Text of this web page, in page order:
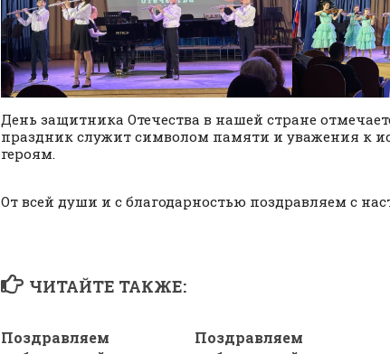
День защитника Отечества в нашей стране
праздник служит символом памяти и уважения к
героям.
От всей души и с благодарностью поздравляем с
ЧИТАЙТЕ ТАКЖЕ:
Поздравляем
Поздравляем